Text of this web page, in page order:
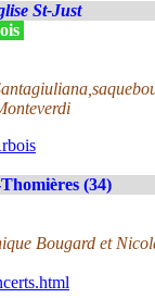
St-Just
(34)
Bougard et